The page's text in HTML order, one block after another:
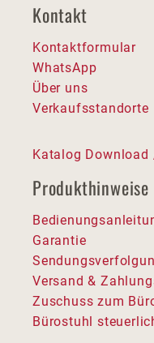
Kontakt
Kontaktformular
WhatsApp
Über uns
Verkaufsstandorte
Katalog
Produkthinweise
Garantie
Versand &
Zuschuss zum
Bürostuhl